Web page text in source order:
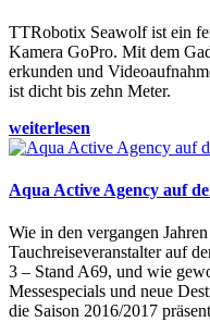
TTRobotix Seawolf ist ein
Kamera GoPro. Mit dem
erkunden und
ist dicht bis zehn Meter.
weiterlesen
Aqua Active Agency auf
Wie in den vergangen
Tauchreiseveranstalter auf
3 – Stand A69, und wie
Messespecials und neue
die Saison 2016/2017